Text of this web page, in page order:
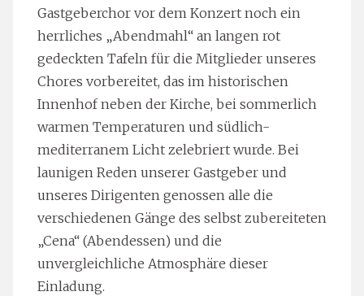
Gastgeberchor vor dem Konzert noch ein
herrliches „Abendmahl“ an langen rot
gedeckten Tafeln für die Mitglieder unseres
Chores vorbereitet, das im historischen
Innenhof neben der Kirche, bei sommerlich
warmen Temperaturen und südlich-
mediterranem Licht zelebriert wurde. Bei
launigen Reden unserer Gastgeber und
unseres Dirigenten genossen alle die
verschiedenen Gänge des selbst zubereiteten
„Cena“ (Abendessen) und die
unvergleichliche Atmosphäre dieser
Einladung.